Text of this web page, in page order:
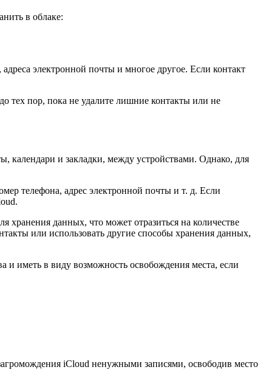
в облаке:
электронной почты и многое другое. Если контакт
тех пор, пока не удалите лишние контакты или не
календари и закладки, между устройствами. Однако, для
телефона, адрес электронной почты и т. д. Если
хранения данных, что может отразиться на количестве
или использовать другие способы хранения данных,
и иметь в виду возможность освобождения места, если
iCloud ненужными записями, освободив место